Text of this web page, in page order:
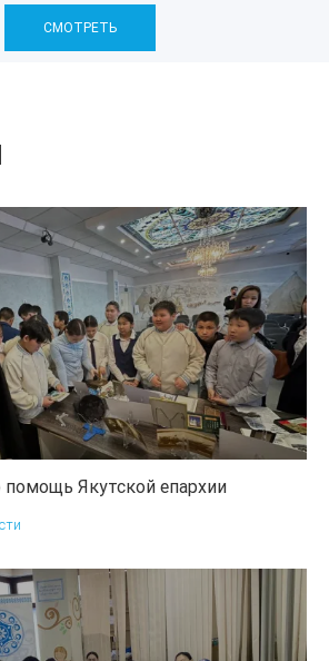
СМОТРЕТЬ
помощь Якутской епархии